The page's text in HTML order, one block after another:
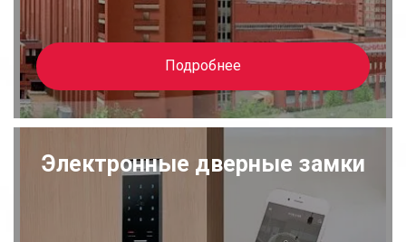
Подробнее
Электронные дверные замки